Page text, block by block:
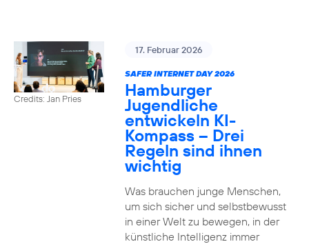
Credits: Jan Pries
17. Februar 2026
SAFER INTERNET DAY 2026
Hamburger
Jugendliche
entwickeln KI-
Kompass – Drei
Regeln sind ihnen
wichtig
Was brauchen junge Menschen,
um sich sicher und selbstbewusst
in einer Welt zu bewegen, in der
künstliche Intelligenz immer